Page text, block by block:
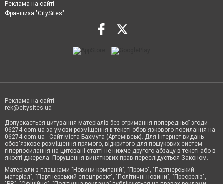
Реклама на сайті
Франшиза "CitySites"
Реклама на сайті:
rek@citysites.ua
Допускається цитування матеріалів без отримання попередньої згоди
06274.com.ua за умови розміщення в тексті обов'язкового посилання на
06274.com.ua - Сайт міста Бахмута (Артемівськ). Для інтернет-видань
обов'язкове розміщення прямого, відкритого для пошукових систем
гіперпосилання на цитовані статті не нижче другого абзацу в тексті або в
якості джерела. Порушення виняткових прав переслідується Законом.
Матеріали з плашками "Новини компаній", "Промо", "Партнерський
матеріал", "Партнерський спецпроєкт", "Політичні новини", "Пресреліз",